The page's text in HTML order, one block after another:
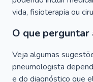
vida, fisioterapia ou
O que
Veja algumas
pneumologista
e do diagnóstico que